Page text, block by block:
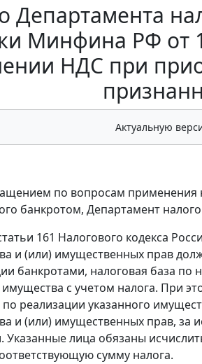
Департамента
Минфина РФ от
НДС при
Актуальную
по вопросам применения
банкротом, Департамент
161 Налогового кодекса
и (или) имущественных прав
банкротами, налоговая база по
с учетом налога. При
реализации указанного
и (или) имущественных прав,
Указанные лица обязаны
сумму налога.